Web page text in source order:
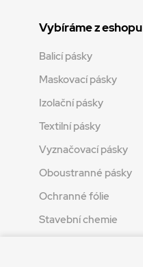
Vybíráme z eshopu
Balicí pásky
Maskovací pásky
Izolační pásky
Textilní pásky
Vyznačovací pásky
Oboustranné pásky
Ochranné fólie
Stavební chemie